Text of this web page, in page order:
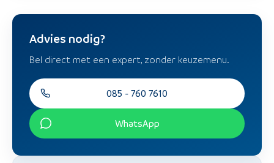
Advies nodig?
Bel direct met een expert, zonder keuzemenu.
085 - 760 7610
WhatsApp